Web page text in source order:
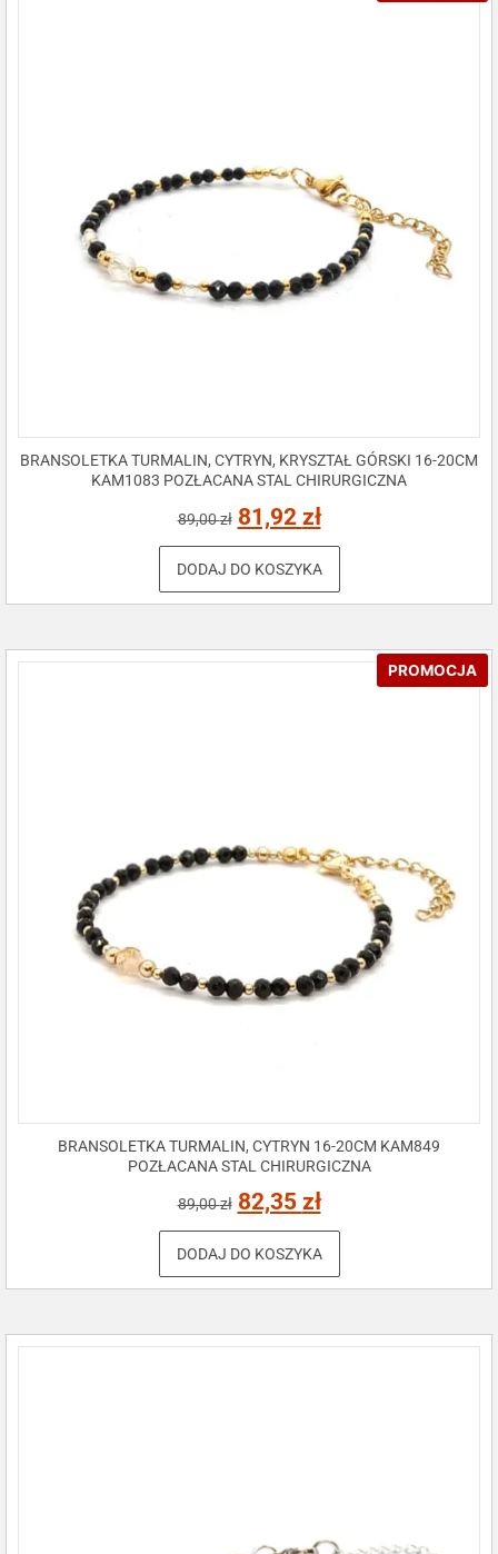
BRANSOLETKA TURMALIN, CYTRYN, KRYSZTAŁ GÓRSKI 16-20CM
KAM1083 POZŁACANA STAL CHIRURGICZNA
89,00zł 81,92 zł
DODAJ DO KOSZYKA
PROMOCJA
BRANSOLETKA TURMALIN, CYTRYN 16-20CM KAM849
POZŁACANA STAL CHIRURGICZNA
89,00zł 82,35 zł
DODAJ DO KOSZYKA